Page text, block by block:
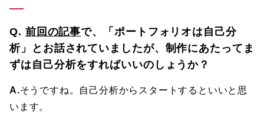
Q. 前回の記事で、「ポートフォリオは自己分
析」とお話されていましたが、制作にあたってま
ずは自己分析をすればいいのしょうか？
A.そうですね。自己分析からスタートするといいと思
います。